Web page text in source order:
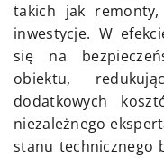
takich jak
inwestycje. W
się na
obiektu,
dodatkowych
niezależnego
stanu technicznego